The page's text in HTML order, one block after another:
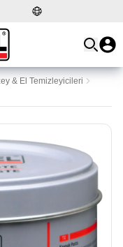
& El Temizleyicileri